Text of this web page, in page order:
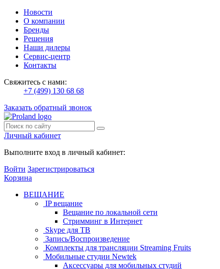
Новости
О компании
Бренды
Решения
Наши дилеры
Сервис-центр
Контакты
Свяжитесь с нами:
+7 (499) 130 68 68
Заказать обратный звонок
Личный кабинет
Выполните вход в личный кабинет:
Войти Зарегистрироваться
Корзина
ВЕЩАНИЕ
IP вещание
Вещание по локальной сети
Стримминг в Интернет
Skype для ТВ
Запись/Воспроизведение
Комплекты для трансляции Streaming Fruits
Мобильные студии Newtek
Аксессуары для мобильных студий